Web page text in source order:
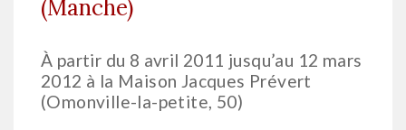
(Manche)
À partir du 8 avril 2011 jusqu’au 12 mars
2012 à la Maison Jacques Prévert
(Omonville-la-petite, 50)